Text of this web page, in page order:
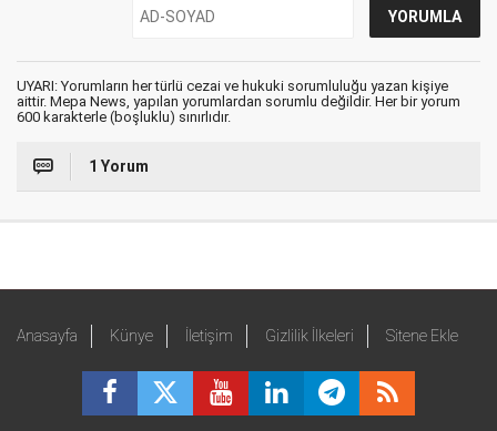
UYARI: Yorumların her türlü cezai ve hukuki sorumluluğu yazan kişiye
aittir. Mepa News, yapılan yorumlardan sorumlu değildir. Her bir yorum
600 karakterle (boşluklu) sınırlıdır.
1 Yorum
Anasayfa Künye İletişim Gizlilik İlkeleri Sitene Ekle